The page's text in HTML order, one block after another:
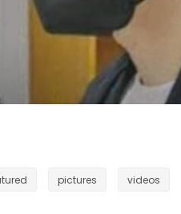
pictures videos